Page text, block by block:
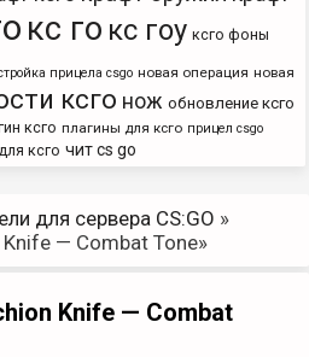
кс го кс гоу ксго фоны
прицела csgo новая операция новая
ксго нож обновление ксго
ксго плагины для ксго прицел csgo
ксго чит cs go
для сервера CS:GO »
— Combat Tone»
Knife — Combat